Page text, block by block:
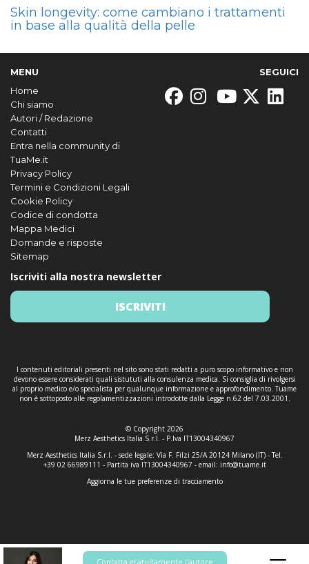
Skin longevity: come cambiano i trattamenti
in base alla qualità della pelle
MENU
Home
Chi siamo
Autori / Redazione
Contatti
Entra nella community di
TuaMe.it
Privacy Policy
Termini e Condizioni Legali
Cookie Policy
Codice di condotta
Mappa Medici
Domande e risposte
Sitemap
SEGUICI
Iscriviti alla nostra newsletter
ISCRIVITI
I contenuti editoriali presenti nel sito sono stati redatti a puro scopo informativo e non
devono essere considerati quali sistututi alla consulenza medica. Si consiglia di rivolgersi
al proprio medico e/o specialista per qualunque informazione e approfondimento. Tuame
non è sottoposto alle regolamentizzazioni introdotte dalla Legge n.62 del 7.03.2001.
© Copyright 2026
Merz Aesthetics Italia S.r.l. - P.Iva IT13004340967
Merz Aesthetics Italia S.r.l. - sede legale: Via F. Filzi 25/A 20124 Milano (IT) - Tel.
+39 02 66989111 - Partita iva IT13004340967 - email: info@tuame.it
Aggiorna le tue preferenze di tracciamento
Contatta gratuitamente l'autore